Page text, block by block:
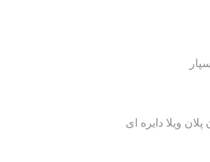
پلان ویلا دایره ای